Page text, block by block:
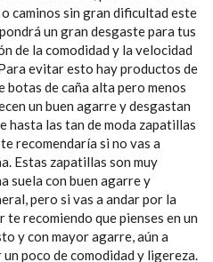
caminos sin gran dificultad este
un gran desgaste para tus
de la comodidad y la velocidad
evitar esto hay productos de
botas de caña alta pero menos
un buen agarre y desgastan
hasta las tan de moda zapatillas
recomendaría si no vas a
Estas zapatillas son muy
suela con buen agarre y
pero si vas a andar por la
te recomiendo que pienses en un
y con mayor agarre, aún a
poco de comodidad y ligereza.